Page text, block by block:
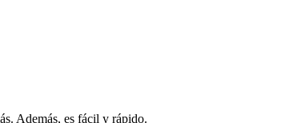
Además, es fácil y rápido.